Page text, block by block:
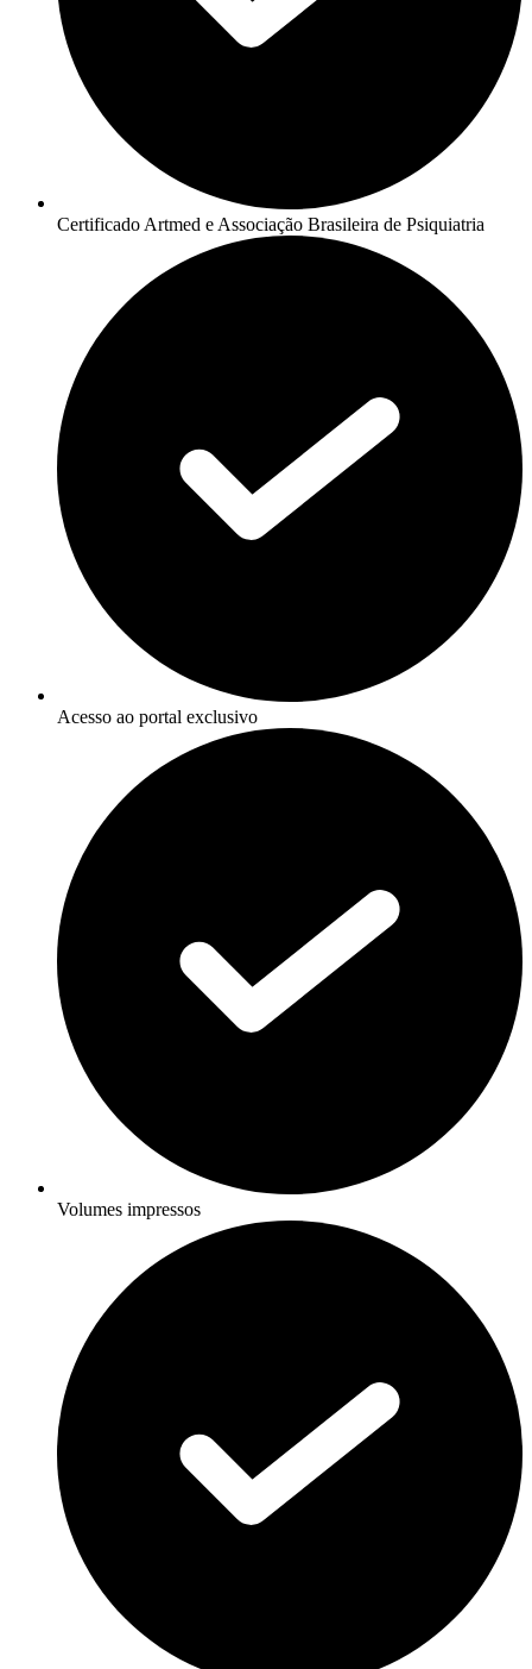
Certificado Artmed e Associação Brasileira de Psiquiatria
Acesso ao portal exclusivo
Volumes impressos